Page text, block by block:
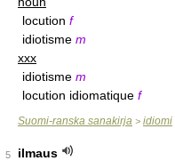
locution f
idiotisme m
xxx
idiotisme m
locution idiomatique f
Suomi-ranska sanakirja > idiomi
5
ilmaus